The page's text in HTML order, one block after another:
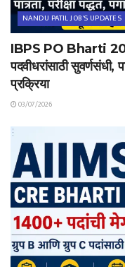
NANDU PATIL JOB'S UPDATES
IBPS PO Bharti
पदवीधरांसाठी सुवर्णसंधी,
प्रक्रिया
03/07/2026